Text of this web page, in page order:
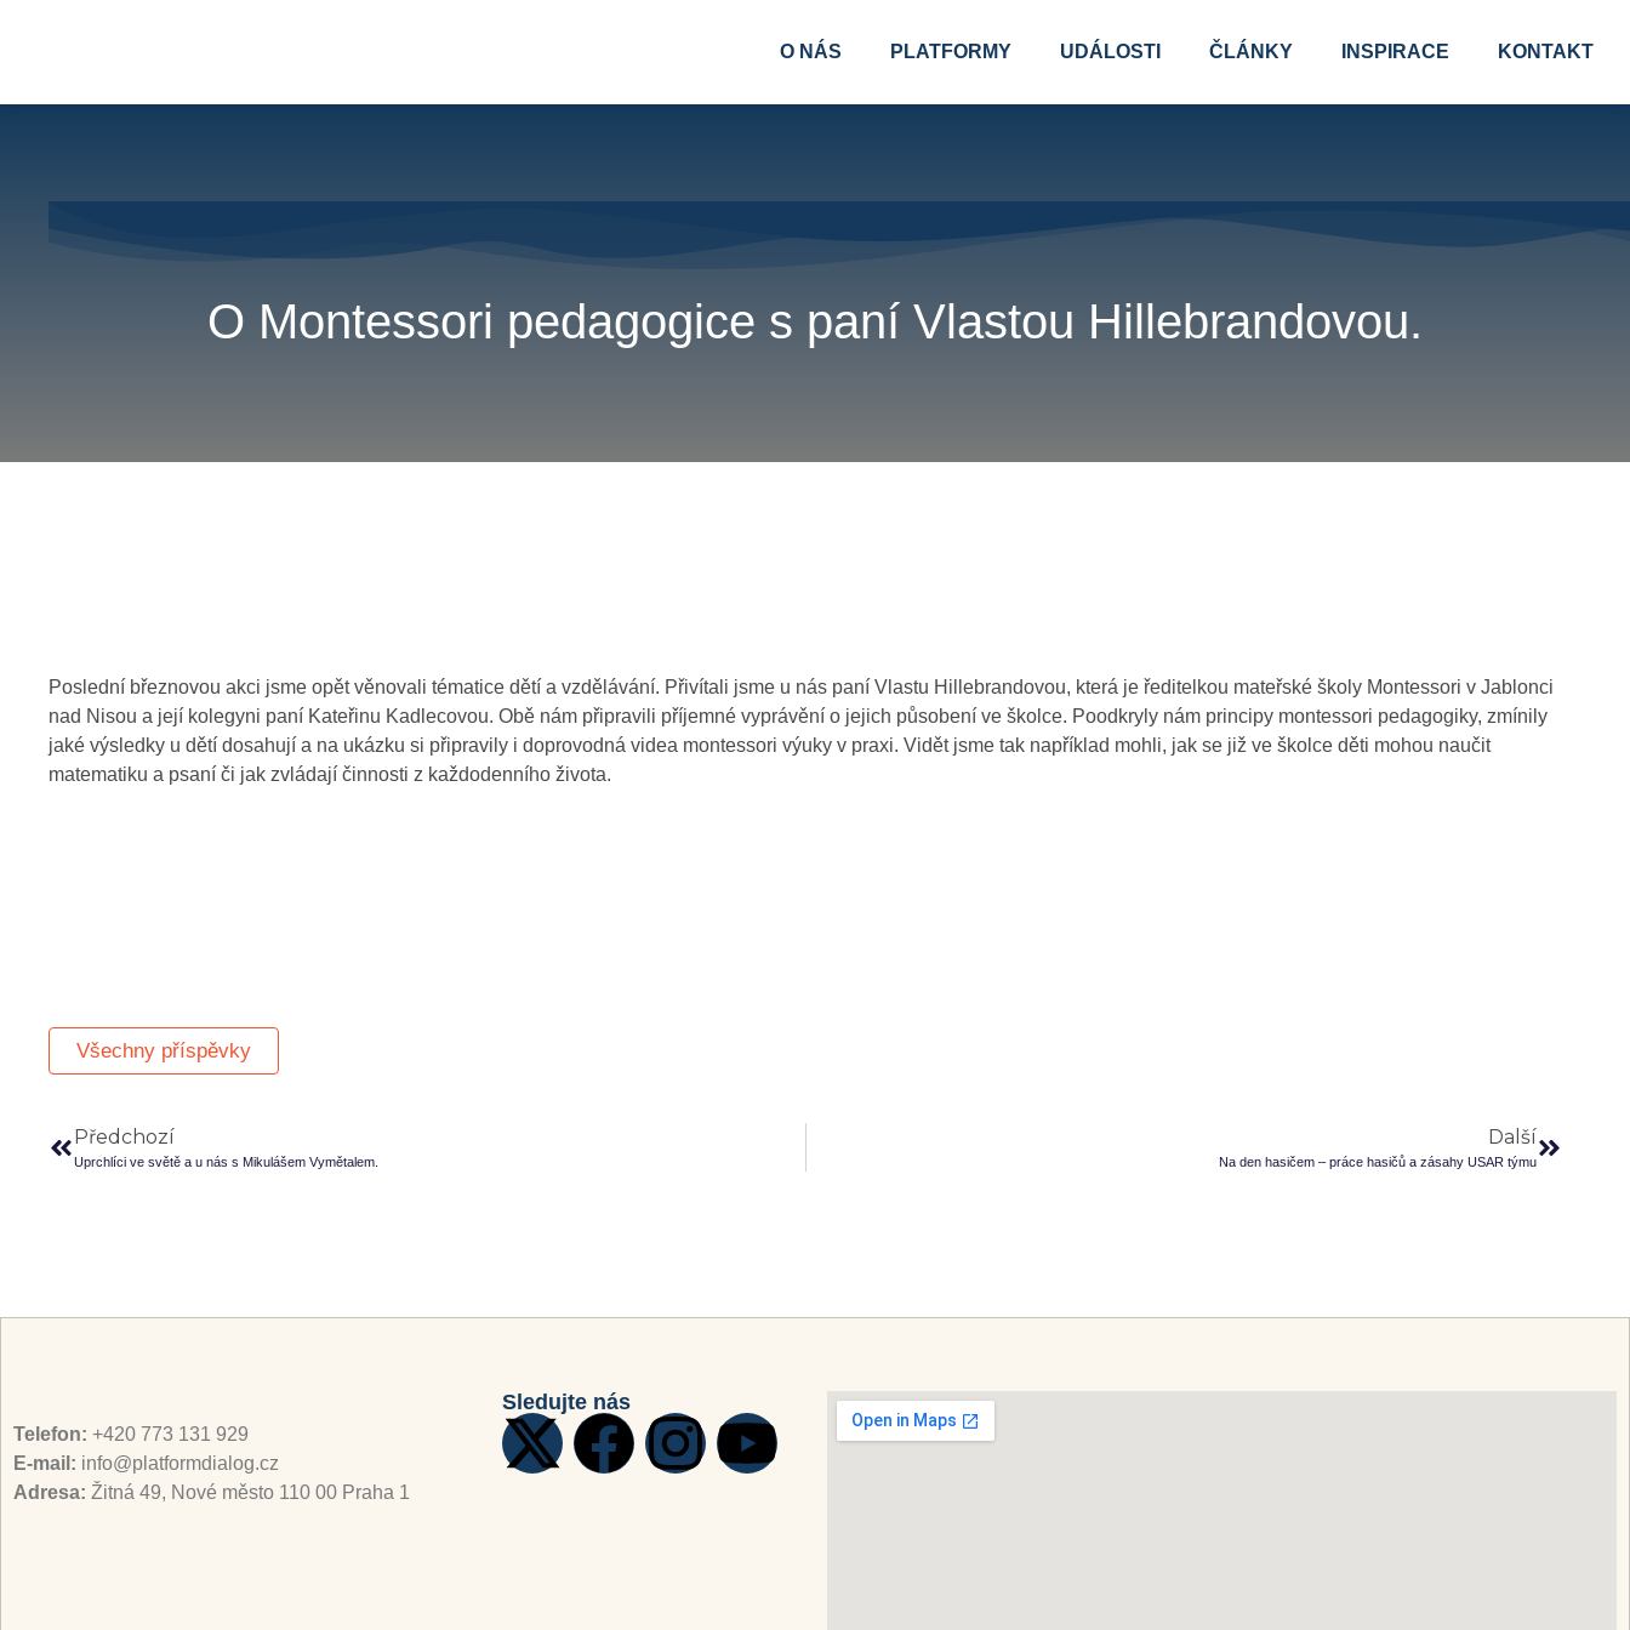
O NÁS PLATFORMY UDÁLOSTI ČLÁNKY INSPIRACE KONTAKT
O Montessori pedagogice s paní Vlastou Hillebrandovou.
Poslední březnovou akci jsme opět věnovali tématice dětí a vzdělávání. Přivítali jsme u nás paní Vlastu Hillebrandovou, která je ředitelkou mateřské školy Montessori v Jablonci
nad Nisou a její kolegyni paní Kateřinu Kadlecovou. Obě nám připravili příjemné vyprávění o jejich působení ve školce. Poodkryly nám principy montessori pedagogiky, zmínily
jaké výsledky u dětí dosahují a na ukázku si připravily i doprovodná videa montessori výuky v praxi. Vidět jsme tak například mohli, jak se již ve školce děti mohou naučit
matematiku a psaní či jak zvládají činnosti z každodenního života.
Všechny příspěvky
Předchozí
Uprchlíci ve světě a u nás s Mikulášem Vymětalem.
Další
Na den hasičem – práce hasičů a zásahy USAR týmu
Telefon: +420 773 131 929
E-mail: info@platformdialog.cz
Adresa: Žitná 49, Nové město 110 00 Praha 1
Sledujte nás